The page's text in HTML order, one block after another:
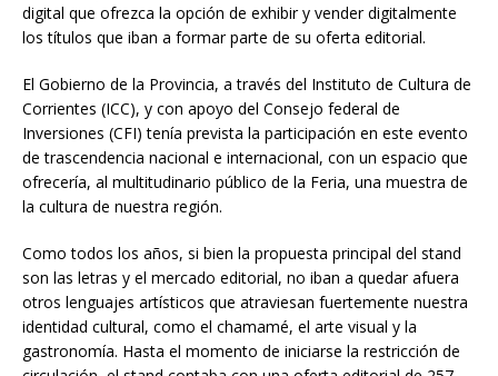
digital que ofrezca la opción de exhibir y vender digitalmente
los títulos que iban a formar parte de su oferta editorial.
El Gobierno de la Provincia, a través del Instituto de Cultura de
Corrientes (ICC), y con apoyo del Consejo federal de
Inversiones (CFI) tenía prevista la participación en este evento
de trascendencia nacional e internacional, con un espacio que
ofrecería, al multitudinario público de la Feria, una muestra de
la cultura de nuestra región.
Como todos los años, si bien la propuesta principal del stand
son las letras y el mercado editorial, no iban a quedar afuera
otros lenguajes artísticos que atraviesan fuertemente nuestra
identidad cultural, como el chamamé, el arte visual y la
gastronomía. Hasta el momento de iniciarse la restricción de